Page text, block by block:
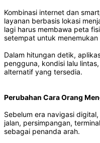
Kombinasi internet dan
layanan berbasis lokasi
lagi harus membawa peta
setempat untuk menemukan
Dalam hitungan detik,
pengguna, kondisi lalu
alternatif yang tersedia.
Perubahan Cara Orang
Sebelum era navigasi
jalan, persimpangan,
sebagai penanda arah.